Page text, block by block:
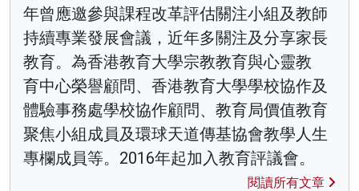
年曾應邀參與課程改革評估關注小組及教師
持續專業發展會議，近年多關注及分享家長
教育。為香港教育大學宗教教育與心靈教
育中心榮譽顧問、香港教育大學學校協作及
體驗事務處學校協作顧問、教育局價值教育
聚焦小組成員及環球天道傳基協會教學人生
專欄成員等。2016年起加入教育評議會。
閱讀所有文章